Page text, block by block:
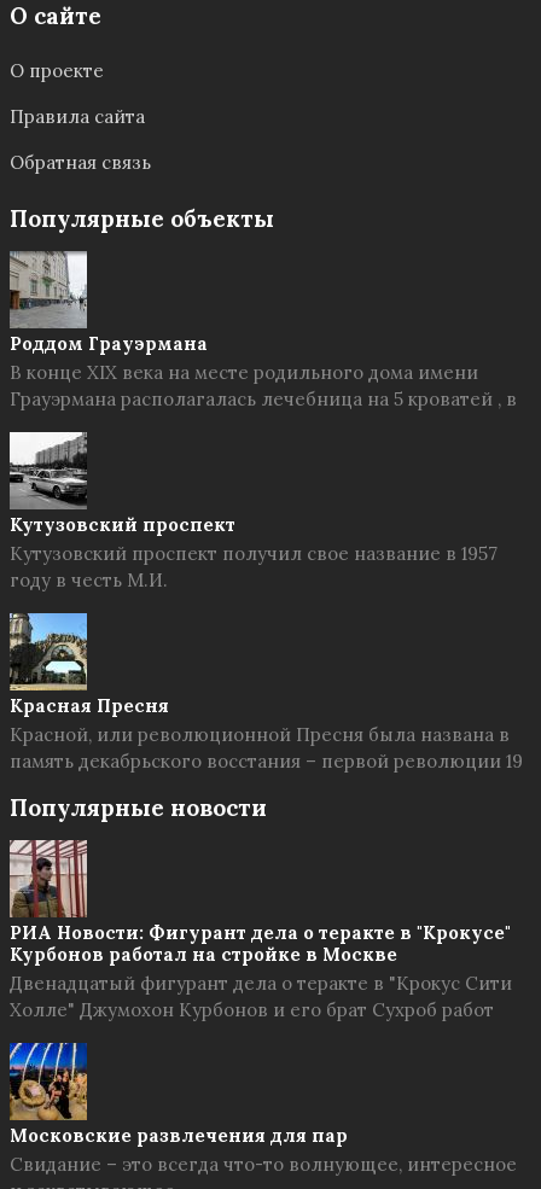
О сайте
О проекте
Правила сайта
Обратная связь
Популярные объекты
Роддом Грауэрмана
В конце XIX века на месте родильного дома имени
Грауэрмана располагалась лечебница на 5 кроватей , в
Кутузовский проспект
Кутузовский проспект получил свое название в 1957
году в честь М.И.
Красная Пресня
Красной, или революционной Пресня была названа в
память декабрьского восстания – первой революции 19
Популярные новости
РИА Новости: Фигурант дела о теракте в "Крокусе"
Курбонов работал на стройке в Москве
Двенадцатый фигурант дела о теракте в "Крокус Сити
Холле" Джумохон Курбонов и его брат Сухроб работ
Московские развлечения для пар
Свидание – это всегда что-то волнующее, интересное